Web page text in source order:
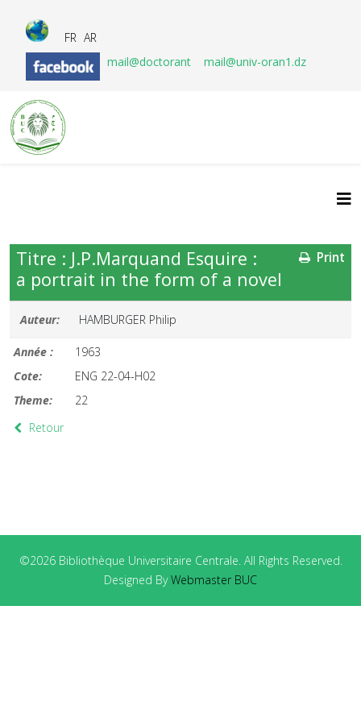
FR AR
mail@doctorant
mail@univ-oran1.dz
Print
Titre : J.P.Marquand Esquire :
a portrait in the form of a novel
Auteur: HAMBURGER Philip
Année :
1963
Cote:
ENG 22-04-H02
Theme:
22
Retour
©2026 Bibliothèque Universitaire Centrale. All Rights Reserved.
Designed ByWebmaster BUC